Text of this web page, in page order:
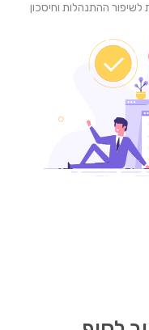
ההתנהלות וחיסכון